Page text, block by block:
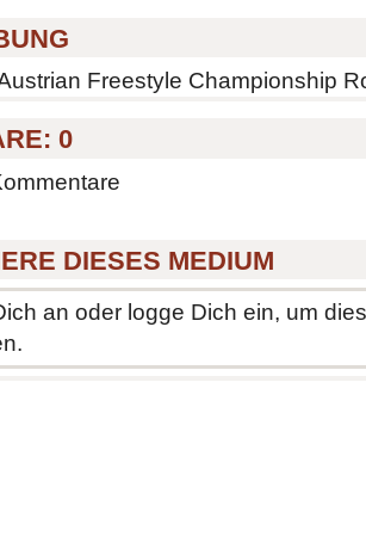
Freestyle Championship
0
DIESES MEDIUM
an oder logge Dich ein, um